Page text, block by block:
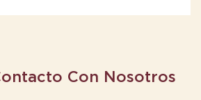
Con Nosotros